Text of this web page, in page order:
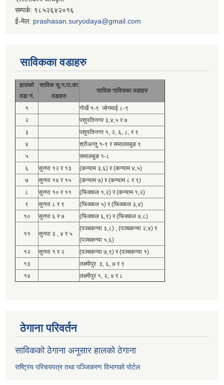
सम्पर्क: ९८५२६४२०१६
ई-मेल: prashasan.suryodaya@gmail.com
साविकका वडाहरु
हालको
वडा नं.
साविक सु.न.पा.का
वडाहरु
साविक गाविसका वडाहरु
१
गोर्खे १-९ जोगमाई ८-९
२
पशुपतिनगर ३,४,५ र ७
३
पशुपतिनगर १, २, ६, ८, र ९
४
श्रीअन्तु १-९ र समालवबुङ ९
५
समालबुङ १-८
६
सुनपा १२ र १३
(कन्याम ३,६) र (कन्याम ४,५)
७
सुनपा १४ र १५
(कन्याम ७) र (कन्याम ८ र ९)
८
सुनपा १० र ११
(फिक्कल १,२) र (कन्याम १,२)
९
सुनपा ८ र ९
(फिक्कल ५) र (फिक्कल ३,४)
१०
सुनपा ६ र ७ (फिक्कल ६,९) र (फिक्कल ७,८)
११ सुनपा ३ , ४ र ५
(पञ्चकन्या ३,८) , (पञ्चकन्या २,४) र
(पञ्चकन्या ५,६)
१२
सुनपा १ र २
(पञ्चकन्या ७,९) र (पञ्चकन्या १)
१३
लक्ष्मीपुर ३, ६, ७ र ९
१४
लक्ष्मीपुर १, २, ४ र ८
ठेगाना परिवर्तन
साविकको ठेगाना अनुसार हालको ठेगाना
राष्ट्रिय परिचयपत्र तथा पञ्जिकरण विभागको पोर्टल